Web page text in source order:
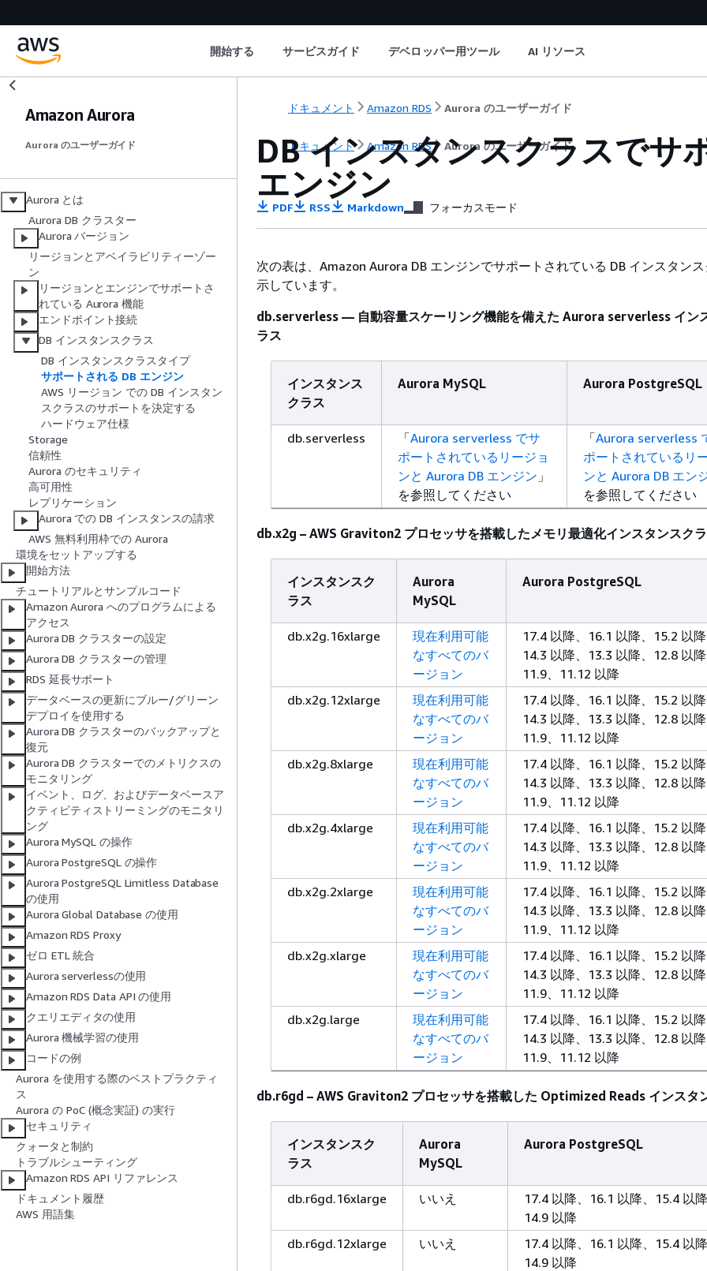
開始する サービスガイド デベロッパー用ツール AI リソース
Amazon Aurora
Aurora のユーザーガイド
Aurora とは
Aurora DB クラスター
Aurora バージョン
リージョンとアベイラビリティーゾー
ン
リージョンとエンジンでサポートさ
れている Aurora 機能
エンドポイント接続
DB インスタンスクラス
DB インスタンスクラスタイプ
サポートされる DB エンジン
AWS リージョン での DB インスタン
スクラスのサポートを決定する
ハードウェア仕様
Storage
信頼性
Aurora のセキュリティ
高可用性
レプリケーション
Aurora での DB インスタンスの請求
AWS 無料利用枠での Aurora
環境をセットアップする
開始方法
チュートリアルとサンプルコード
Amazon Aurora へのプログラムによる
アクセス
Aurora DB クラスターの設定
Aurora DB クラスターの管理
RDS 延長サポート
データベースの更新にブルー/グリーン
デプロイを使用する
Aurora DB クラスターのバックアップと
復元
Aurora DB クラスターでのメトリクスの
モニタリング
イベント、ログ、およびデータベースア
クティビティストリーミングのモニタリ
ング
Aurora MySQL の操作
Aurora PostgreSQL の操作
Aurora PostgreSQL Limitless Database
の使用
Aurora Global Database の使用
Amazon RDS Proxy
ゼロ ETL 統合
Aurora serverlessの使用
Amazon RDS Data API の使用
クエリエディタの使用
Aurora 機械学習の使用
コードの例
Aurora を使用する際のベストプラクティ
ス
Aurora の PoC (概念実証) の実行
セキュリティ
クォータと制約
トラブルシューティング
Amazon RDS API リファレンス
ドキュメント履歴
AWS 用語集
ドキュメント Amazon RDS Aurora のユーザーガイド
ドキュメント Amazon RDS Aurora のユーザーガイド
DB インスタンスクラスでサ
エンジン
PDF RSS Markdown フォーカスモード
次の表は、Amazon Aurora DB エンジンでサポートされている DB インスタン
示しています。
db.serverless — 自動容量スケーリング機能を備えた Aurora serverless イン
ラス
インスタンス
クラス
Aurora MySQL Aurora PostgreSQL
db.serverless 「Aurora serverless でサ
ポートされているリージョ
ンと Aurora DB エンジン 」
を参照してください
「Aurora serverless
ポートされているリ
ンと Aurora DB エン
を参照してください
db.x2g – AWS Graviton2 プロセッサを搭載したメモリ最適化インスタンスク
インスタンスク
ラス
Aurora
MySQL
Aurora PostgreSQL
db.x2g.16xlarge
現在利用可能
なすべてのバ
ージョン
17.4 以降、16.1 以降、15.2 以降
14.3 以降、13.3 以降、12.8 以降
11.9、11.12 以降
db.x2g.12xlarge
現在利用可能
なすべてのバ
ージョン
17.4 以降、16.1 以降、15.2 以降
14.3 以降、13.3 以降、12.8 以降
11.9、11.12 以降
db.x2g.8xlarge
現在利用可能
なすべてのバ
ージョン
17.4 以降、16.1 以降、15.2 以降
14.3 以降、13.3 以降、12.8 以降
11.9、11.12 以降
db.x2g.4xlarge
現在利用可能
なすべてのバ
ージョン
17.4 以降、16.1 以降、15.2 以降
14.3 以降、13.3 以降、12.8 以降
11.9、11.12 以降
db.x2g.2xlarge
現在利用可能
なすべてのバ
ージョン
17.4 以降、16.1 以降、15.2 以降
14.3 以降、13.3 以降、12.8 以降
11.9、11.12 以降
db.x2g.xlarge
現在利用可能
なすべてのバ
ージョン
17.4 以降、16.1 以降、15.2 以降
14.3 以降、13.3 以降、12.8 以降
11.9、11.12 以降
db.x2g.large
現在利用可能
なすべてのバ
ージョン
17.4 以降、16.1 以降、15.2 以降
14.3 以降、13.3 以降、12.8 以降
11.9、11.12 以降
db.r6gd – AWS Graviton2 プロセッサを搭載した Optimized Reads インスタ
インスタンスク
ラス
Aurora
MySQL
Aurora PostgreSQL
db.r6gd.16xlarge いいえ
17.4 以降、16.1 以降、15.4 以降
14.9 以降
db.r6gd.12xlarge
いいえ
17.4 以降、16.1 以降、15.4 以降
14.9 以降